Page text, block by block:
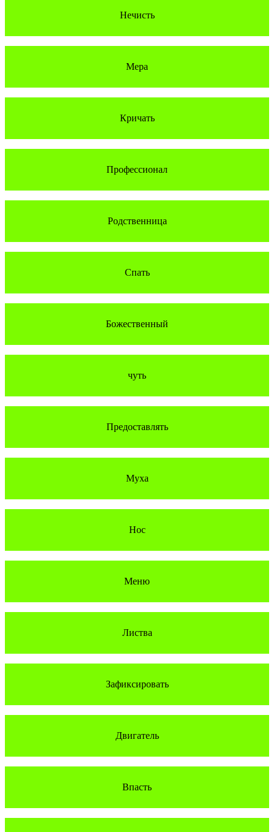
Нечисть
Мера
Кричать
Профессионал
Родственница
Спать
Божественный
чуть
Предоставлять
Муха
Нос
Меню
Листва
Зафиксировать
Двигатель
Впасть